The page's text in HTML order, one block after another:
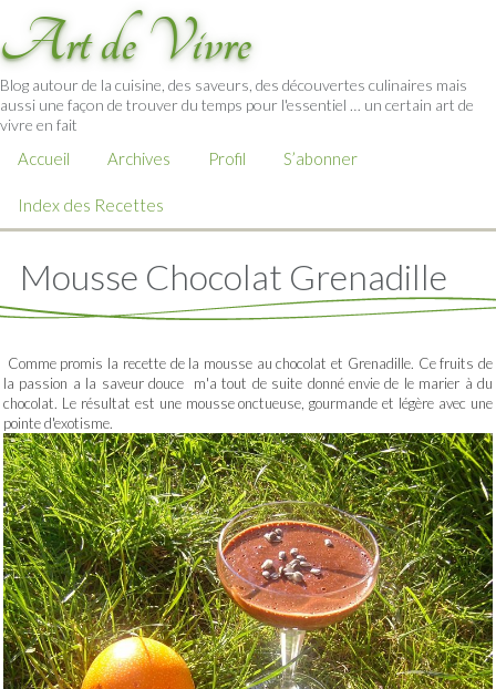
Art de Vivre
Blog autour de la cuisine, des saveurs, des découvertes culinaires mais
aussi une façon de trouver du temps pour l'essentiel … un certain art de
vivre en fait
Accueil Archives Profil S’abonner
Index des Recettes
Mousse Chocolat Grenadille
Comme promis la recette de la mousse au chocolat et Grenadille. Ce fruits de
la passion a la saveur douce m'a tout de suite donné envie de le marier à du
chocolat. Le résultat est une mousse onctueuse, gourmande et légère avec une
pointe d'exotisme.